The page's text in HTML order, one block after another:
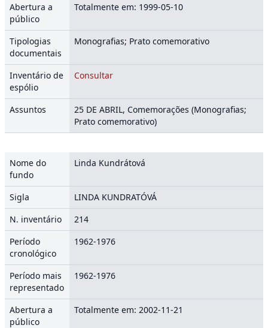
Abertura a
público
Totalmente em: 1999-05-10
Tipologias
documentais
Monografias; Prato comemorativo
Inventário de
espólio
Consultar
Assuntos
25 DE ABRIL, Comemorações (Monografias;
Prato comemorativo)
Nome do
fundo
Linda Kundrátová
Sigla
LINDA KUNDRATÓVÁ
N. inventário
214
Período
cronológico
1962-1976
Período mais
representado
1962-1976
Abertura a
público
Totalmente em: 2002-11-21